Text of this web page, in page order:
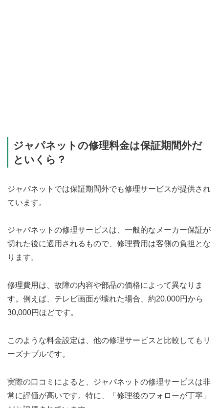
ジャパネットの修理料金は保証期間外だ
といくら？
ジャパネットでは保証期間外でも修理サービスが提供され
ています。
ジャパネットの修理サービスは、一般的なメーカー保証が
切れた後に適用されるもので、修理費用は客側の負担とな
ります。
修理費用は、故障の内容や部品の価格によって異なりま
す。例えば、テレビ画面が壊れた場合、約20,000円から
30,000円ほどです。
このような料金設定は、他の修理サービスと比較してもリ
ーズナブルです。
実際の口コミによると、ジャパネットの修理サービスは非
常に評価が高いです。特に、「修理後のフォローが丁寧」